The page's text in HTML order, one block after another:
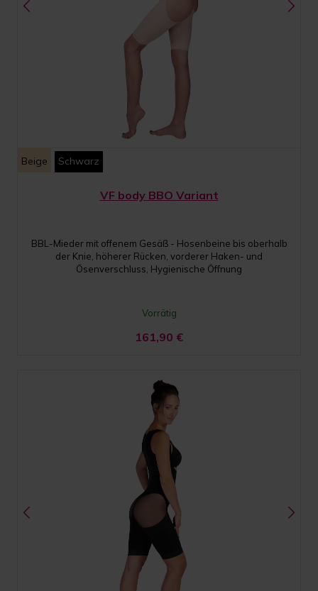
Beige Schwarz
VF body BBO Variant
BBL-Mieder mit offenem Gesäß - Hosenbeine bis oberhalb
der Knie, höherer Rücken, vorderer Haken- und
Ösenverschluss, Hygienische Öffnung
Vorrätig
161,90 €